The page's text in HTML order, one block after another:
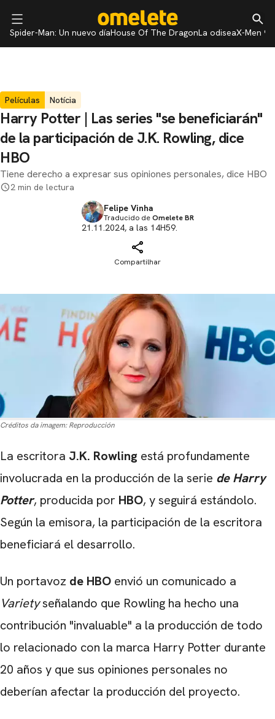
Spider-Man: Un nuevo díaHouse Of The DragonLa odiseaX-Men 97
Películas Notícia
Harry Potter | Las series "se beneficiarán"
de la participación de J.K. Rowling, dice
HBO
Tiene derecho a expresar sus opiniones personales, dice HBO
2 min de lectura
Felipe Vinha
Traducido deOmelete BR
21.11.2024, a las 14H59.
Compartilhar
Créditos da imagem: Reproducción
La escritora J.K. Rowling está profundamente
involucrada en la producción de la serie de Harry
Potter, producida por HBO, y seguirá estándolo.
Según la emisora, la participación de la escritora
beneficiará el desarrollo.
Un portavoz de HBO envió un comunicado a
Varietyseñalando que Rowling ha hecho una
contribución "invaluable" a la producción de todo
lo relacionado con la marca Harry Potter durante
20 años y que sus opiniones personales no
deberían afectar la producción del proyecto.